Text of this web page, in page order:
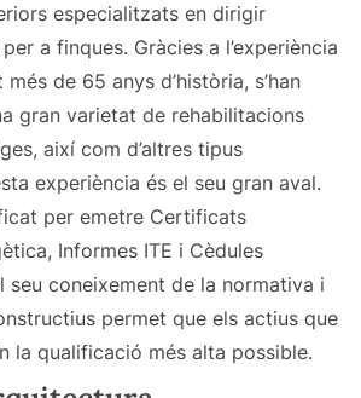
especialitzats en dirigir
a finques. Gràcies a l’experiència
de 65 anys d’història, s’han
gran varietat de rehabilitacions
així com d’altres tipus
experiència és el seu gran aval.
per emetre Certificats
Informes ITE i Cèdules
seu coneixement de la normativa i
permet que els actius que
la qualificació més alta possible.